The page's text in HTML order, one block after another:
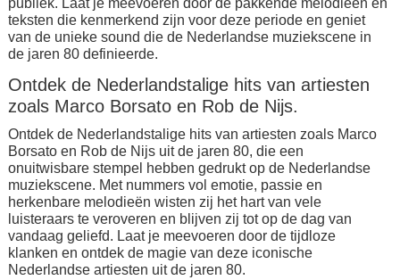
publiek. Laat je meevoeren door de pakkende melodieën en
teksten die kenmerkend zijn voor deze periode en geniet
van de unieke sound die de Nederlandse muziekscene in
de jaren 80 definieerde.
Ontdek de Nederlandstalige hits van artiesten
zoals Marco Borsato en Rob de Nijs.
Ontdek de Nederlandstalige hits van artiesten zoals Marco
Borsato en Rob de Nijs uit de jaren 80, die een
onuitwisbare stempel hebben gedrukt op de Nederlandse
muziekscene. Met nummers vol emotie, passie en
herkenbare melodieën wisten zij het hart van vele
luisteraars te veroveren en blijven zij tot op de dag van
vandaag geliefd. Laat je meevoeren door de tijdloze
klanken en ontdek de magie van deze iconische
Nederlandse artiesten uit de jaren 80.